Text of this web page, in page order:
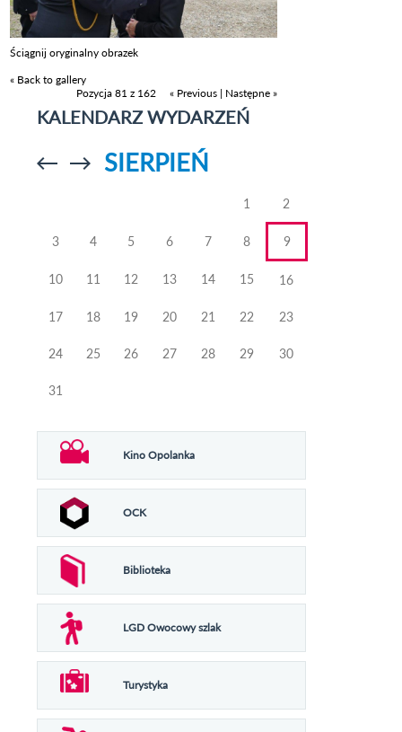
Ściągnij oryginalny obrazek
« Back to gallery
Pozycja 81 z 162
« Previous | Następne »
KALENDARZ WYDARZEŃ
Przejdź doPrzejdź do
SIERPIEŃ
1 2
3 4 5 6 7 8 9
10 11 12 13 14 15 16
17 18 19 20 21 22 23
24 25 26 27 28 29 30
31
Kino Opolanka
OCK
Biblioteka
LGD Owocowy szlak
Turystyka